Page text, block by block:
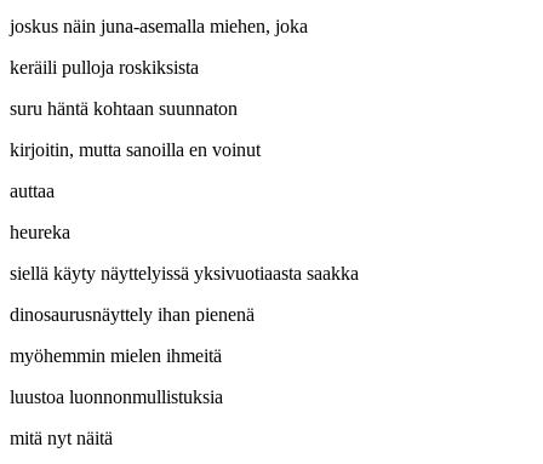
joskus näin juna-asemalla miehen, joka
keräili pulloja roskiksista
suru häntä kohtaan suunnaton
kirjoitin, mutta sanoilla en voinut
auttaa
heureka
siellä käyty näyttelyissä yksivuotiaasta saakka
dinosaurusnäyttely ihan pienenä
myöhemmin mielen ihmeitä
luustoa luonnonmullistuksia
mitä nyt näitä